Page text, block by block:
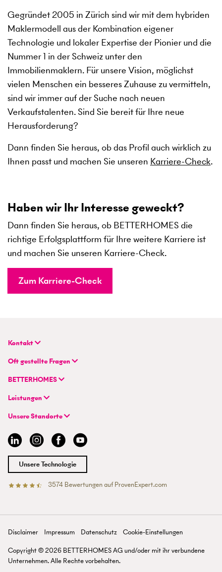
Gegründet 2005 in Zürich sind wir mit dem hybriden
Maklermodell aus der Kombination eigener
Technologie und lokaler Expertise der Pionier und die
Nummer 1 in der Schweiz unter den
Immobilienmaklern. Für unsere Vision, möglichst
vielen Menschen ein besseres Zuhause zu vermitteln,
sind wir immer auf der Suche nach neuen
Verkaufstalenten. Sind Sie bereit für Ihre neue
Herausforderung?
Dann finden Sie heraus, ob das Profil auch wirklich zu
Ihnen passt und machen Sie unseren Karriere-Check.
Haben wir Ihr Interesse geweckt?
Dann finden Sie heraus, ob BETTERHOMES die
richtige Erfolgsplattform für Ihre weitere Karriere ist
und machen Sie unseren Karriere-Check.
Zum Karriere-Check
Kontakt
BETTERHOMES (Schweiz) AG
Hauptsitz
Flurstrasse 55
info@betterhomes.ch
Oft gestellte Fragen
FAQ | Immobilienbewertung
FAQ | Immobilienmakler/-in werden
BETTERHOMES
Unternehmen
Hybrides Maklermodell
BETTERHOMES-Erfahrungen
Jobs
Standorte
Presse
Leistungen
Immobilie suchen
Immobilie bewerten
Immobilien-Ratgeber
Immobilienmakler/-in werden
Unsere Standorte
Aargau
Basel
Chur
Lausanne
Luzern
St. Gallen
Zürichsee
Unsere Technologie
3574Bewertungen auf ProvenExpert.com
Disclaimer Impressum Datenschutz
Cookie-Einstellungen
Copyright ©2026 BETTERHOMES AG und/oder mit ihr verbundene
Unternehmen. Alle Rechte vorbehalten.